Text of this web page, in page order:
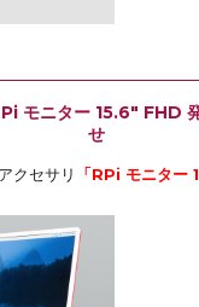
モニター 15.6" FHD
せ
クセサリ 「RPi モニター